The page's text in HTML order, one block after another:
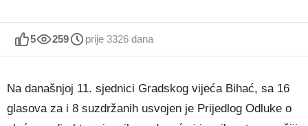
5 259 prije 3326 dana
Na današnjoj 11. sjednici Gradskog vijeća Bihać, sa 16
glasova za i 8 suzdržanih usvojen je Prijedlog Odluke o